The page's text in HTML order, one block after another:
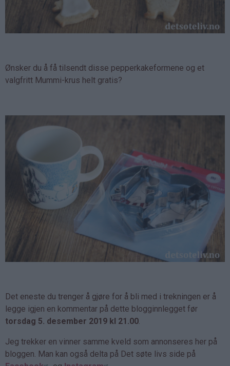
Ønsker du å få tilsendt disse pepperkakeformene og et
valgfritt Mummi-krus helt gratis?
Det eneste du trenger å gjøre for å bli med i trekningen er å
legge igjen en kommentar på dette blogginnlegget før
torsdag 5. desember 2019 kl 21.00
Jeg trekker en vinner samme kveld som annonseres her på
bloggen. Man kan også delta på Det søte livs side på